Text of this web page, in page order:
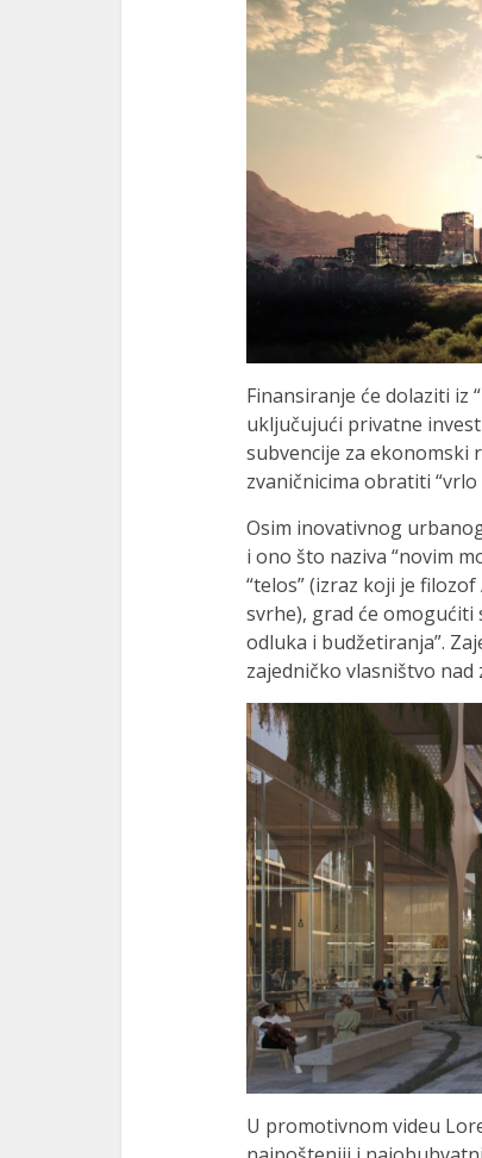
Finansiranje će dolaziti iz
uključujući privatne
subvencije za ekonomski
zvaničnicima obratiti
Osim inovativnog
i ono što naziva “novim
“telos” (izraz koji je
svrhe), grad će omogućiti
odluka i budžetiranja”.
zajedničko vlasništvo nad
U promotivnom videu